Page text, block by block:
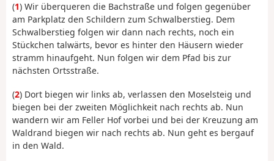
(1) Wir überqueren die Bachstraße und folgen gegenüber
am Parkplatz den Schildern zum Schwalberstieg. Dem
Schwalberstieg folgen wir dann nach rechts, noch ein
Stückchen talwärts, bevor es hinter den Häusern wieder
stramm hinaufgeht. Nun folgen wir dem Pfad bis zur
nächsten Ortsstraße.
(2) Dort biegen wir links ab, verlassen den Moselsteig und
biegen bei der zweiten Möglichkeit nach rechts ab. Nun
wandern wir am Feller Hof vorbei und bei der Kreuzung am
Waldrand biegen wir nach rechts ab. Nun geht es bergauf
in den Wald.